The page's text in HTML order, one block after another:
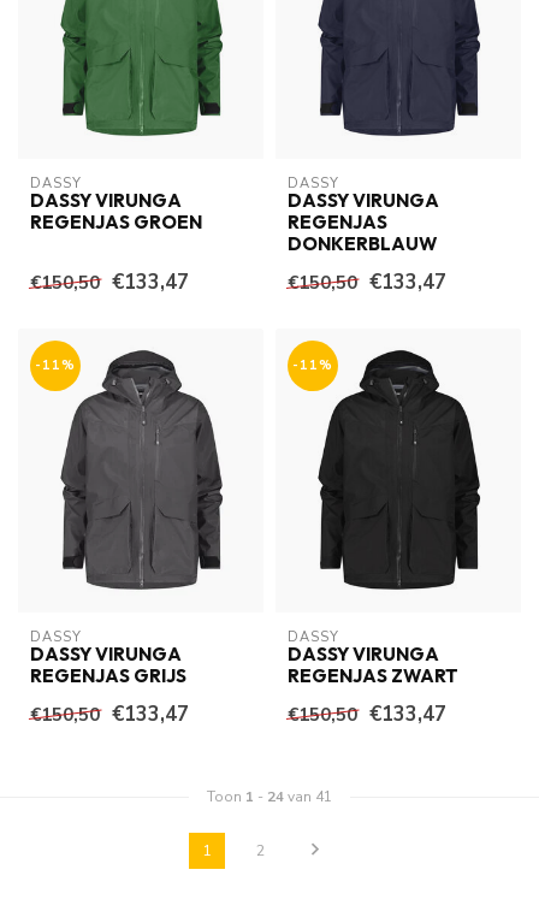
DASSY
DASSY VIRUNGA
REGENJAS GROEN
€150,50 €133,47
DASSY
DASSY VIRUNGA
REGENJAS
DONKERBLAUW
€150,50 €133,47
-11%
DASSY
DASSY VIRUNGA
REGENJAS GRIJS
€150,50 €133,47
-11%
DASSY
DASSY VIRUNGA
REGENJAS ZWART
€150,50 €133,47
Toon 1 - 24van 41
1 2